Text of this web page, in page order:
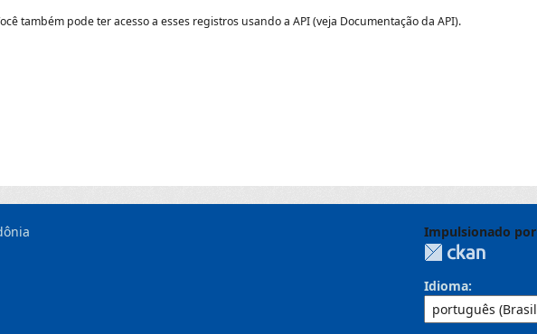
também pode ter acesso a esses registros usando a API(veja Documentação da API).
Impulsionado por
Idioma